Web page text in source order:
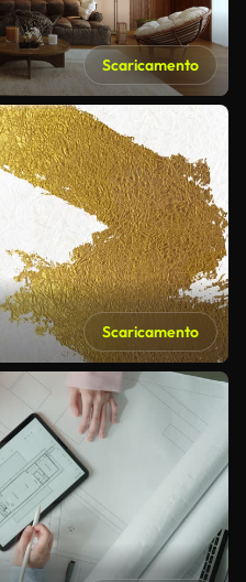
Scaricamento
Scaricamento